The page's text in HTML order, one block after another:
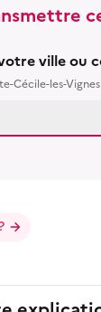
ville ou
Cécile-les-